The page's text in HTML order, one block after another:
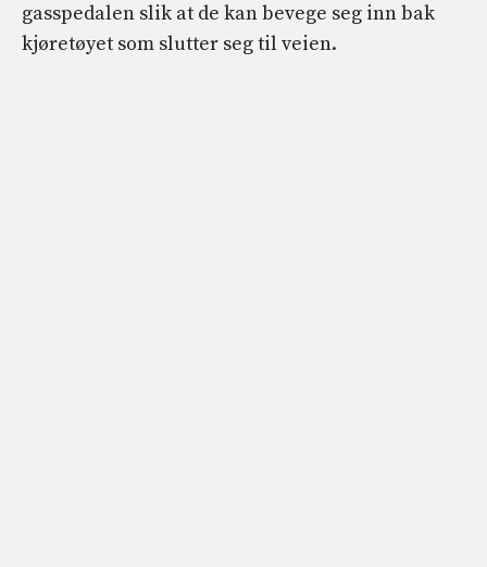
gasspedalen slik at de kan bevege seg inn bak
kjøretøyet som slutter seg til veien.